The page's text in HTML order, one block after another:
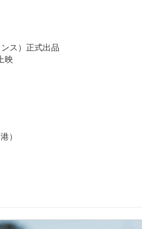
ス）正式出品
映
）